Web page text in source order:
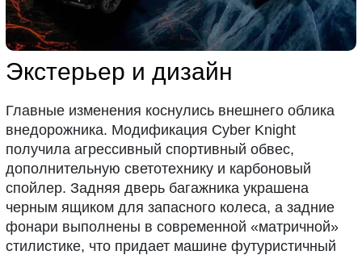
Экстерьер и дизайн
Главные изменения коснулись внешнего облика
внедорожника. Модификация Cyber Knight
получила агрессивный спортивный обвес,
дополнительную светотехнику и карбоновый
спойлер. Задняя дверь багажника украшена
черным ящиком для запасного колеса, а задние
фонари выполнены в современной «матричной»
стилистике, что придает машине футуристичный